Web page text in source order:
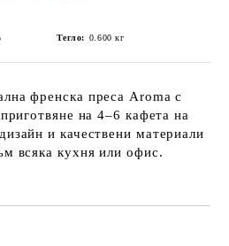
Тегло: 0.600 кг
френска преса Aroma с
на 4–6 кафета на
и качествени материали
всяка кухня или офис.